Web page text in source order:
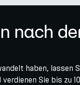
nach
haben, lassen
Sie bis zu